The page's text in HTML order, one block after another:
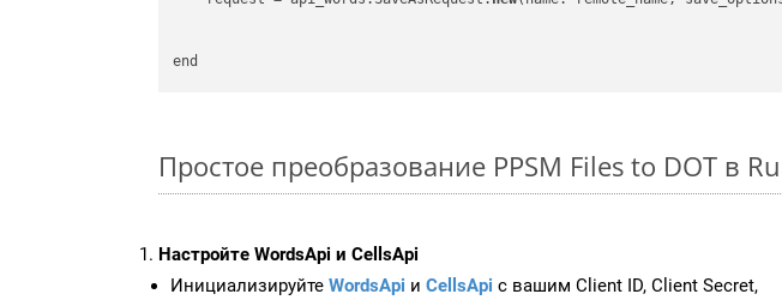
Простое преобразование PPSM Files to DOT в
Настройте WordsApi и CellsApi
Инициализируйте WordsApi и CellsApi с вашим Client ID, Client Secret,